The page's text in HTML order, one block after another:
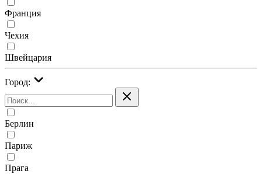
Франция
Чехия
Швейцария
Город:
Берлин
Париж
Прага